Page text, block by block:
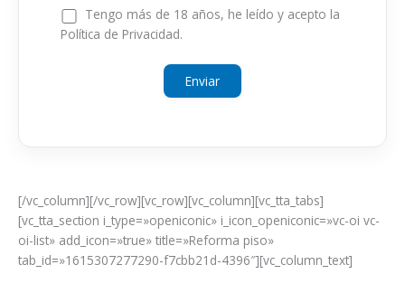
Tengo más de 18 años, he leído y acepto la
Política de Privacidad.
[/vc_column][/vc_row][vc_row][vc_column][vc_tta_tabs]
[vc_tta_section i_type=»openiconic» i_icon_openiconic=»vc-oi vc-
oi-list» add_icon=»true» title=»Reforma piso»
tab_id=»1615307277290-f7cbb21d-4396″][vc_column_text]